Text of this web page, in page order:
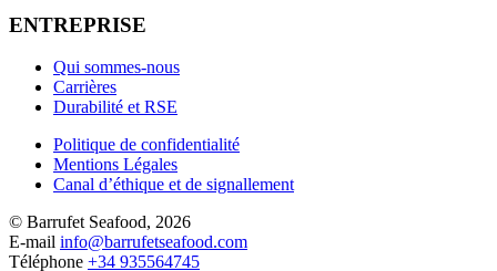
ENTREPRISE
Qui sommes-nous
Carrières
Durabilité et RSE
Politique de confidentialité
Mentions Légales
Canal d’éthique et de signallement
© Barrufet Seafood, 2026
E-mail info@barrufetseafood.com
Téléphone +34 935564745